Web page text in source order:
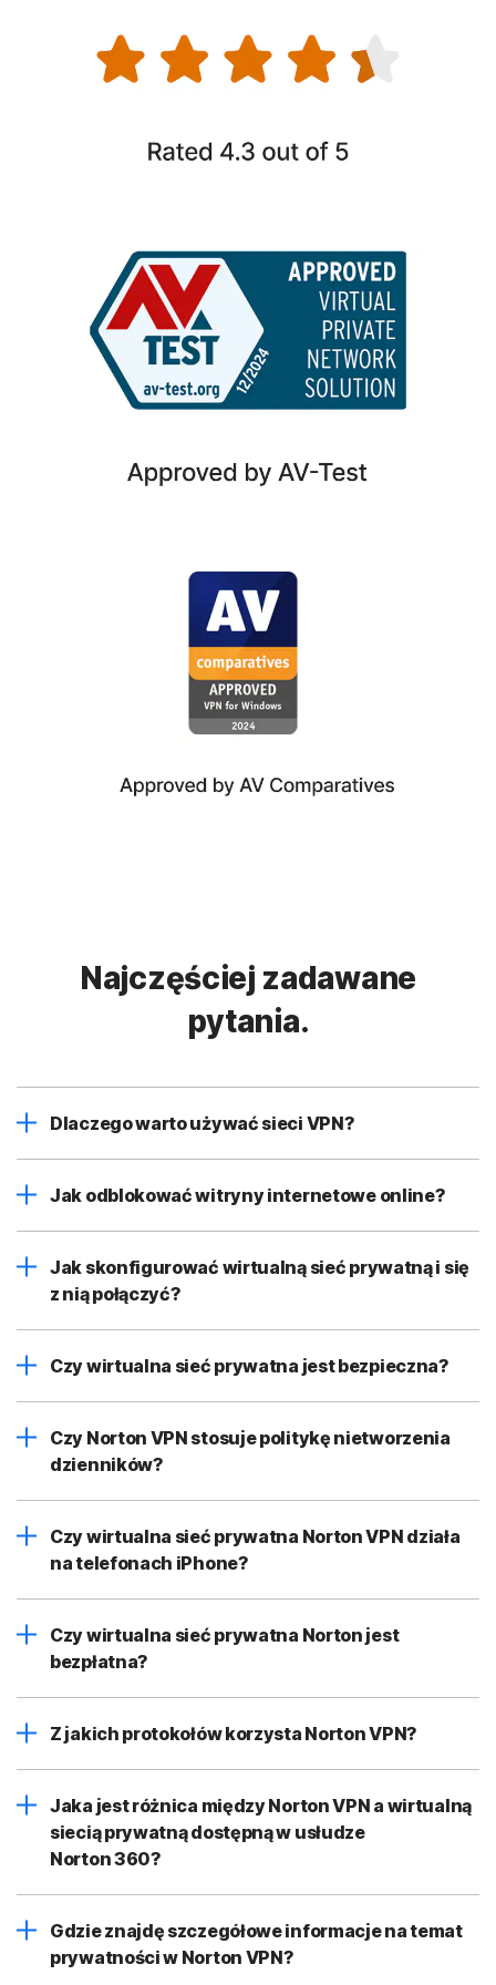
Najczęściej zadawane
pytania.
Dlaczego warto używać sieci VPN?
Jak odblokować witryny internetowe online?
Jak skonfigurować wirtualną sieć prywatną i się
z nią połączyć?
Czy wirtualna sieć prywatna jest bezpieczna?
Czy Norton VPN stosuje politykę nietworzenia
dzienników?
Czy wirtualna sieć prywatna Norton VPN działa
na telefonach iPhone?
Czy wirtualna sieć prywatna Norton jest
bezpłatna?
Z jakich protokołów korzysta Norton VPN?
Jaka jest różnica między Norton VPN a wirtualną
siecią prywatną dostępną w usłudze
Norton 360?
Gdzie znajdę szczegółowe informacje na temat
prywatności w Norton VPN?